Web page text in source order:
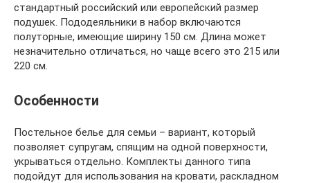
стандартный российский или европейский размер
подушек. Пододеяльники в набор включаются
полуторные, имеющие ширину 150 см. Длина может
незначительно отличаться, но чаще всего это 215 или
220 см.
Особенности
Постельное белье для семьи – вариант, который
позволяет супругам, спящим на одной поверхности,
укрываться отдельно. Комплекты данного типа
подойдут для использования на кровати, раскладном